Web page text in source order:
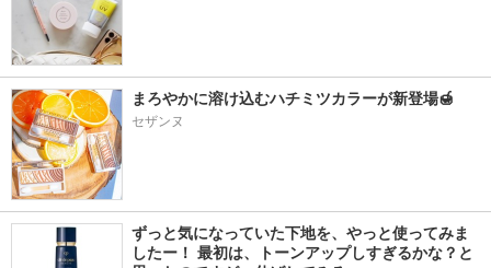
まろやかに溶け込むハチミツカラーが新登場🍯
セザンヌ
ずっと気になっていた下地を、やっと使ってみま
したー！ 最初は、トーンアップしすぎるかな？と